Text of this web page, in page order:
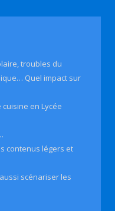
troubles du
Quel impact sur
cuisine en Lycée
contenus légers et
scénariser les